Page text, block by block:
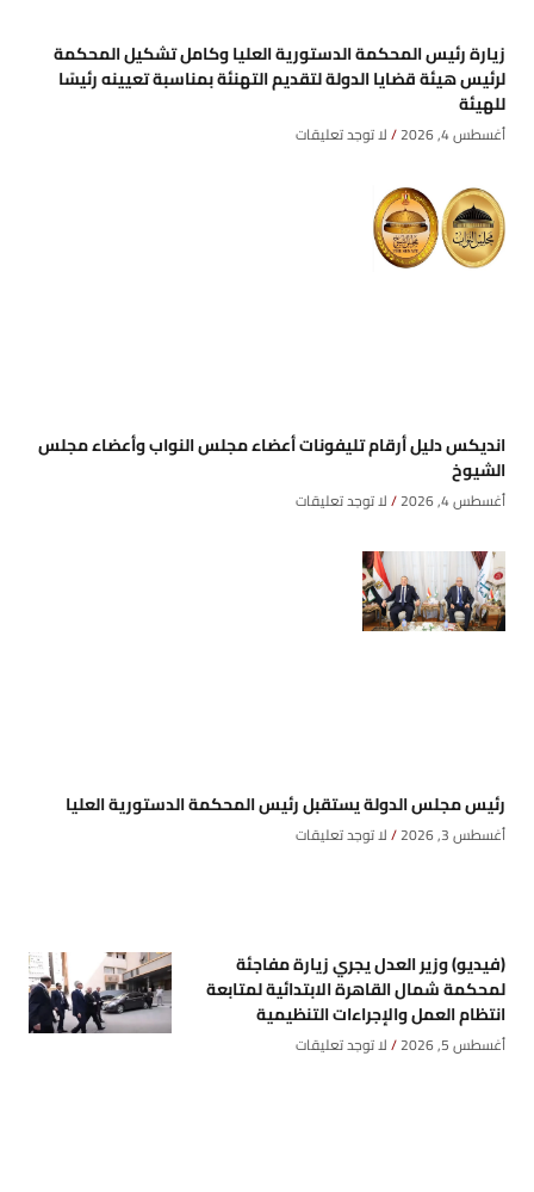
زيارة رئيس المحكمة الدستورية العليا وكامل تشكيل المحكمة
لرئيس هيئة قضايا الدولة لتقديم التهنئة بمناسبة تعيينه رئيسًا
للهيئة
أغسطس 4, 2026 لا توجد تعليقات
انديكس دليل أرقام تليفونات أعضاء مجلس النواب وأعضاء مجلس
الشيوخ
أغسطس 4, 2026 لا توجد تعليقات
رئيس مجلس الدولة يستقبل رئيس المحكمة الدستورية العليا
أغسطس 3, 2026 لا توجد تعليقات
(فيديو) وزير العدل يجري زيارة مفاجئة
لمحكمة شمال القاهرة الابتدائية لمتابعة
انتظام العمل والإجراءات التنظيمية
أغسطس 5, 2026 لا توجد تعليقات